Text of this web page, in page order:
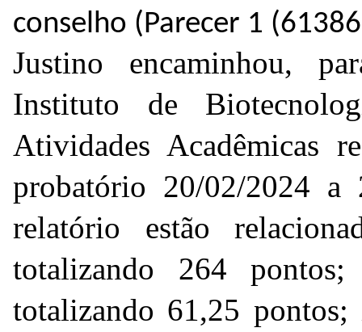
conselho (Parecer 1 (
Justino encaminhou,
Instituto de
Atividades Acadêmicas
probatório 20/02/2024 a
relatório estão
totalizando 264
totalizando 61,25